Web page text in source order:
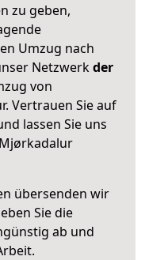
zu geben,
Umzug nach
Netzwerkder
von
Vertrauen Sie auf
lassen Sie uns
übersenden wir
Sie die
ab und